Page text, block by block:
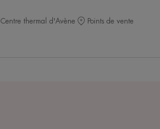
Centre thermal d'Avène Points de vente